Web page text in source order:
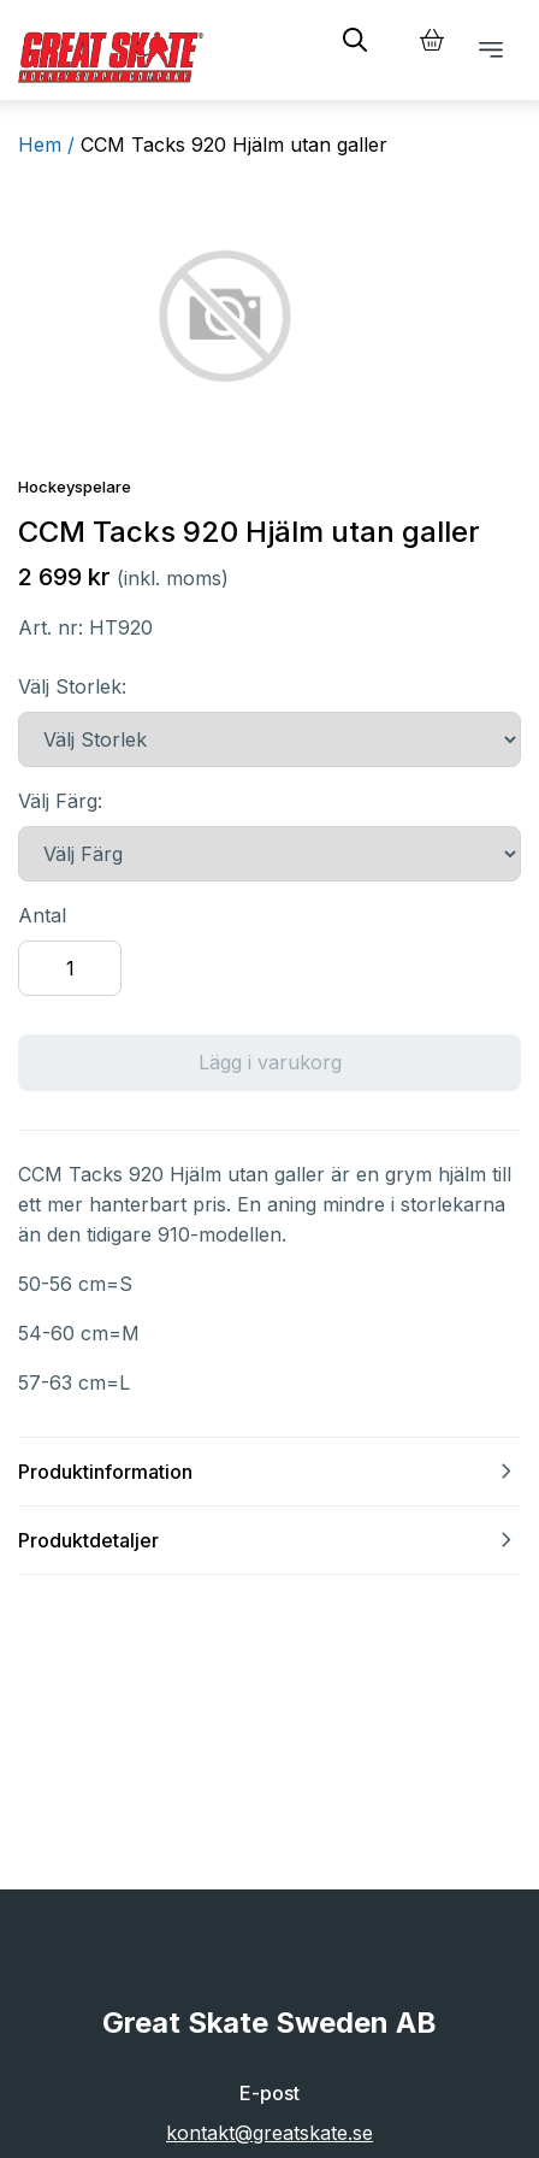
Hem / CCM Tacks 920 Hjälm utan galler
Hockeyspelare
CCM Tacks 920 Hjälm utan galler
2 699 kr (inkl. moms)
Art. nr: HT920
Välj Storlek:
Välj Färg:
Antal
Lägg i varukorg
CCM Tacks 920 Hjälm utan galler är en grym hjälm till
ett mer hanterbart pris. En aning mindre i storlekarna
än den tidigare 910-modellen.
50-56 cm=S
54-60 cm=M
57-63 cm=L
Produktinformation navigate_next
Produktdetaljer navigate_next
Great Skate Sweden AB
E-post
kontakt@greatskate.se